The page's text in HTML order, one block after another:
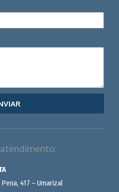
417 – Umarizal